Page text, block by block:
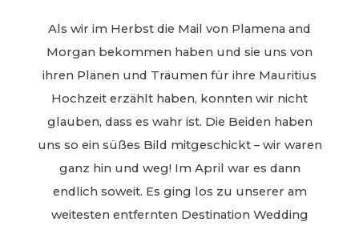
Als wir im Herbst die Mail von Plamena and
Morgan bekommen haben und sie uns von
ihren Plänen und Träumen für ihre Mauritius
Hochzeit erzählt haben, konnten wir nicht
glauben, dass es wahr ist. Die Beiden haben
uns so ein süßes Bild mitgeschickt – wir waren
ganz hin und weg! Im April war es dann
endlich soweit. Es ging los zu unserer am
weitesten entfernten Destination Wedding